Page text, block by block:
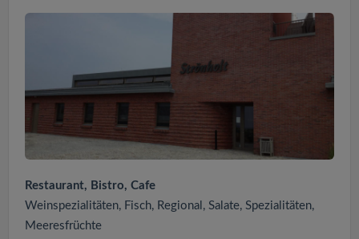
Restaurant, Bistro, Cafe
Weinspezialitäten, Fisch, Regional, Salate, Spezialitäten,
Meeresfrüchte